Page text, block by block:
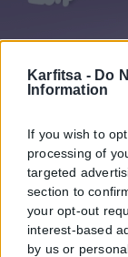
Karfitsa - Do
Information
If you wish to
processing of
targeted
section to
your opt-out
interest-based
by us or